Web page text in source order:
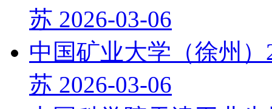
苏 2026-03-06
中国矿业大学（徐州
苏 2026-03-06